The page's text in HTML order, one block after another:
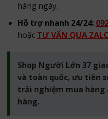
hàng ngày.
Hỗ trợ nhanh 24/24:
hoặc TƯ VẤN QUA
Shop Người Lớn 37
và toàn quốc, ưu tiên
trải nghiệm mua hàng
hàng.